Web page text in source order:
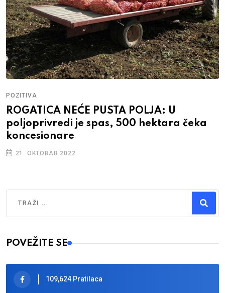
POZITIVA
ROGATICA NEĆE PUSTA POLJA: U
poljoprivredi je spas, 500 hektara čeka
koncesionare
21. OKTOBAR 2022.
Type 2 or more characters for results.
POVEŽITE SE
109,624 Pratilaca